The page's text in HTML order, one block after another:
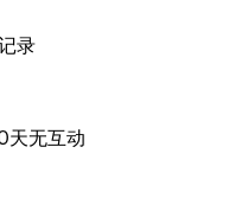
录
天无互动